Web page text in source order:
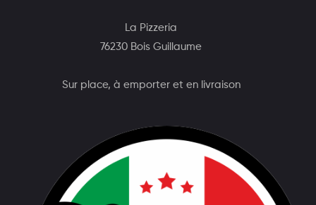
La Pizzeria
76230 Bois Guillaume
Sur place, à emporter et en livraison